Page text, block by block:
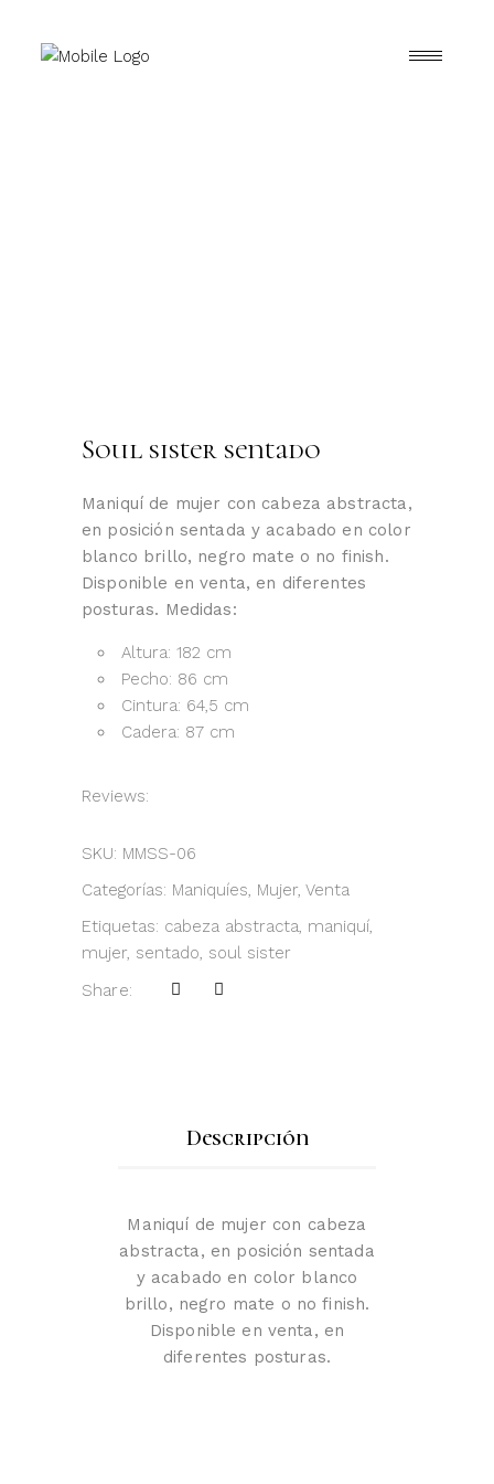
Soul sister sentado
Maniquí de mujer con cabeza abstracta,
en posición sentada y acabado en color
blanco brillo, negro mate o no finish.
Disponible en venta, en diferentes
posturas. Medidas:
Altura: 182 cm
Pecho: 86 cm
Cintura: 64,5 cm
Cadera: 87 cm
Reviews:
SKU: MMSS-06
Categorías: Maniquíes, Mujer, Venta
Etiquetas: cabeza abstracta, maniquí,
mujer, sentado, soul sister
Share:
Descripción
Maniquí de mujer con cabeza
abstracta, en posición sentada
y acabado en color blanco
brillo, negro mate o no finish.
Disponible en venta, en
diferentes posturas.